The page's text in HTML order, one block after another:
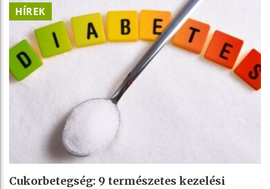
HÍREK
Cukorbetegség: 9 természetes kezelési